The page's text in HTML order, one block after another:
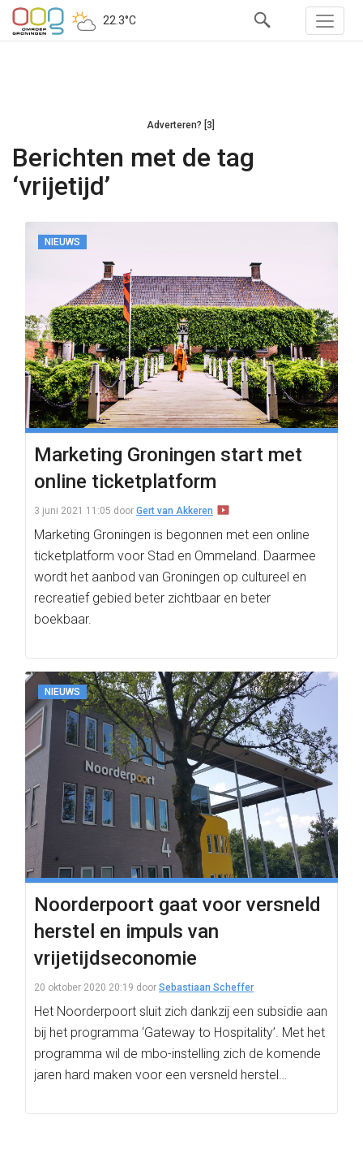
22.3°C
Adverteren? [3]
Berichten met de tag
‘vrijetijd’
NIEUWS
Marketing Groningen start met
online ticketplatform
3 juni 2021 11:05 door Gert van Akkeren
Marketing Groningen is begonnen met een online
ticketplatform voor Stad en Ommeland. Daarmee
wordt het aanbod van Groningen op cultureel en
recreatief gebied beter zichtbaar en beter
boekbaar.
NIEUWS
Noorderpoort gaat voor versneld
herstel en impuls van
vrijetijdseconomie
20 oktober 2020 20:19 door Sebastiaan Scheffer
Het Noorderpoort sluit zich dankzij een subsidie aan
bij het programma ‘Gateway to Hospitality’. Met het
programma wil de mbo-instelling zich de komende
jaren hard maken voor een versneld herstel…